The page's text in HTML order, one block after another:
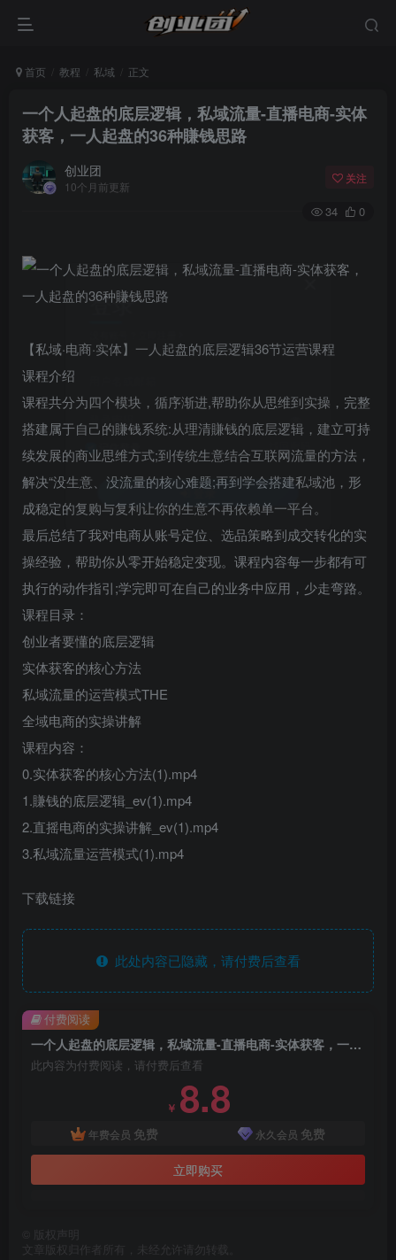
首页 教程 私域 正文
一个人起盘的底层逻辑，私域流量-直播电商-实体
获客，一人起盘的36种賺钱思路
创业团
10个月前更新
关注
34 0
【私域·电商·实体】一人起盘的底层逻辑36节运营课程
课程介绍
课程共分为四个模块，循序渐进,帮助你从思维到实操，完整
搭建属于自己的賺钱系统:从理清賺钱的底层逻辑，建立可持
续发展的商业思维方式;到传统生意结合互联网流量的方法，
解决“没生意、没流量的核心难题;再到学会搭建私域池，形
成稳定的复购与复利让你的生意不再依赖单一平台。
最后总结了我对电商从账号定位、选品策略到成交转化的实
操经验，帮助你从零开始稳定变现。课程内容每一步都有可
执行的动作指引;学完即可在自己的业务中应用，少走弯路。
课程目录：
创业者要懂的底层逻辑
实体获客的核心方法
私域流量的运营模式THE
全域电商的实操讲解
课程内容：
0.实体获客的核心方法(1).mp4
1.賺钱的底层逻辑_ev(1).mp4
2.直摇电商的实操讲解_ev(1).mp4
3.私域流量运营模式(1).mp4
下载链接
此处内容已隐藏，请付费后查看
一个人起盘的底层逻辑，私域流量-直播电商-实体获客，一人起盘的36种賺钱思路
此内容为付费阅读，请付费后查看
￥ 8.8
年费会员 免费 永久会员 免费
立即购买
付费阅读
版权声明
文章版权归作者所有，未经允许请勿转载。
登录
登录密码
记住登录 找回密码
登录